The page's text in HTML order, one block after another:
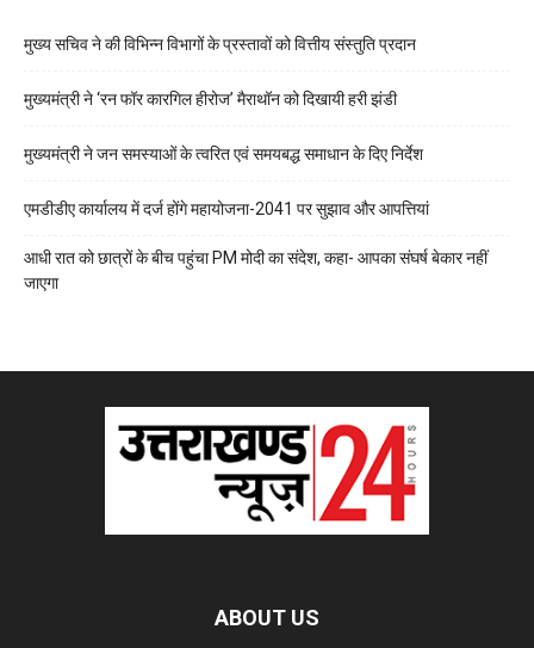
मुख्य सचिव ने की विभिन्न विभागों के प्रस्तावों को वित्तीय संस्तुति प्रदान
मुख्यमंत्री ने ‘रन फॉर कारगिल हीरोज’ मैराथॉन को दिखायी हरी झंडी
मुख्यमंत्री ने जन समस्याओं के त्वरित एवं समयबद्ध समाधान के दिए निर्देश
एमडीडीए कार्यालय में दर्ज होंगे महायोजना-2041 पर सुझाव और आपत्तियां
आधी रात को छात्रों के बीच पहुंचा PM मोदी का संदेश, कहा- आपका संघर्ष बेकार नहीं
जाएगा
ABOUT US